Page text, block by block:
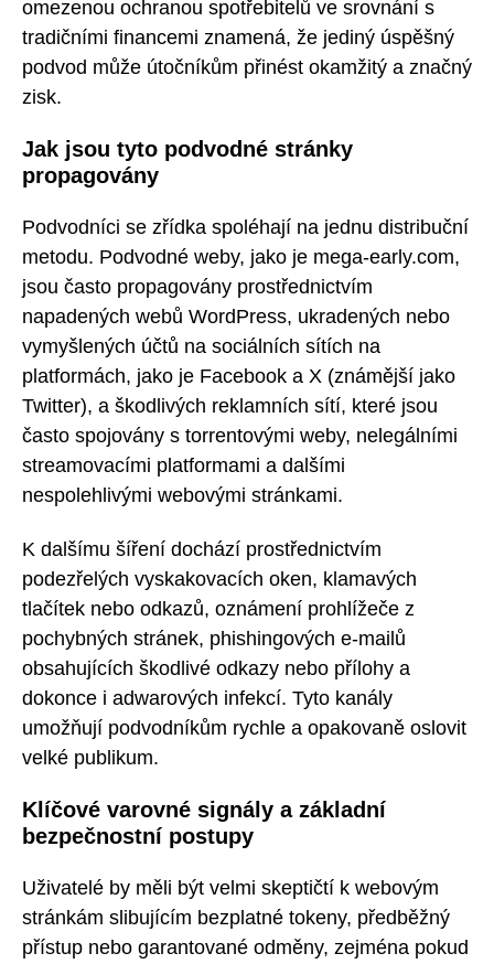
omezenou ochranou spotřebitelů ve srovnání s
tradičními financemi znamená, že jediný úspěšný
podvod může útočníkům přinést okamžitý a značný
zisk.
Jak jsou tyto podvodné stránky
propagovány
Podvodníci se zřídka spoléhají na jednu distribuční
metodu. Podvodné weby, jako je mega-early.com,
jsou často propagovány prostřednictvím
napadených webů WordPress, ukradených nebo
vymyšlených účtů na sociálních sítích na
platformách, jako je Facebook a X (známější jako
Twitter), a škodlivých reklamních sítí, které jsou
často spojovány s torrentovými weby, nelegálními
streamovacími platformami a dalšími
nespolehlivými webovými stránkami.
K dalšímu šíření dochází prostřednictvím
podezřelých vyskakovacích oken, klamavých
tlačítek nebo odkazů, oznámení prohlížeče z
pochybných stránek, phishingových e-mailů
obsahujících škodlivé odkazy nebo přílohy a
dokonce i adwarových infekcí. Tyto kanály
umožňují podvodníkům rychle a opakovaně oslovit
velké publikum.
Klíčové varovné signály a základní
bezpečnostní postupy
Uživatelé by měli být velmi skeptičtí k webovým
stránkám slibujícím bezplatné tokeny, předběžný
přístup nebo garantované odměny, zejména pokud